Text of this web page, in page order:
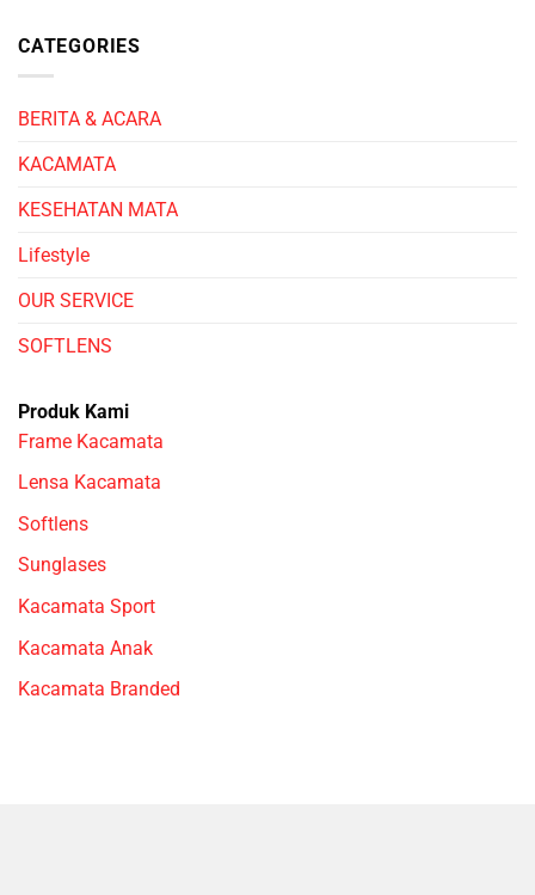
CATEGORIES
BERITA & ACARA
KACAMATA
KESEHATAN MATA
Lifestyle
OUR SERVICE
SOFTLENS
Produk Kami
Frame Kacamata
Lensa Kacamata
Softlens
Sunglases
Kacamata Sport
Kacamata Anak
Kacamata Branded